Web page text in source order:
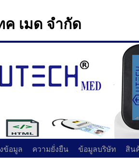
ค เมด จำกัด
ข้อมูล ความยั่งยืน ข้อมูลบริษัท สิน